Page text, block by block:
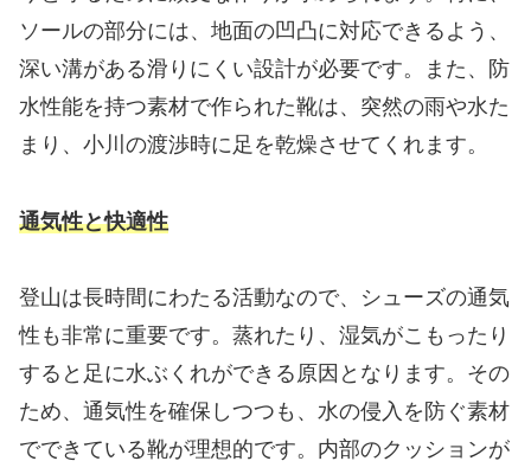
ソールの部分には、地面の凹凸に対応できるよう、
深い溝がある滑りにくい設計が必要です。また、防
水性能を持つ素材で作られた靴は、突然の雨や水た
まり、小川の渡渉時に足を乾燥させてくれます。
通気性と快適性
登山は長時間にわたる活動なので、シューズの通気
性も非常に重要です。蒸れたり、湿気がこもったり
すると足に水ぶくれができる原因となります。その
ため、通気性を確保しつつも、水の侵入を防ぐ素材
でできている靴が理想的です。内部のクッションが